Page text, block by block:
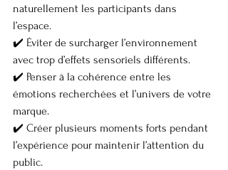
naturellement les participants dans
l’espace.
✔️ Éviter de surcharger l’environnement
avec trop d’effets sensoriels différents.
✔️ Penser à la cohérence entre les
émotions recherchées et l’univers de votre
marque.
✔️ Créer plusieurs moments forts pendant
l’expérience pour maintenir l’attention du
public.